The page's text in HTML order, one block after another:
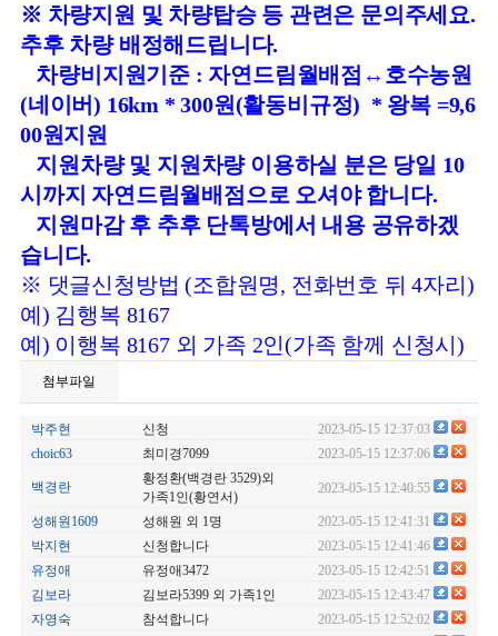
※ 차량지원 및 차량탑승 등 관련은 문의주세요.
추후 차량 배정해드립니다.
차량비지원기준 : 자연드림월배점 ↔ 호수농원
(네이버) 16km * 300원(활동비규정) * 왕복 =9,6
00원지원
지원차량 및 지원차량 이용하실 분은 당일 10
시까지 자연드림월배점으로 오셔야 합니다.
지원마감 후 추후 단톡방에서 내용 공유하겠
습니다.
※ 댓글신청방법 (조합원명, 전화번호 뒤 4자리)
예) 김행복 8167
예) 이행복 8167 외 가족 2인(가족 함께 신청시)
첨부파일
박주현 신청
2023-05-15 12:37:03
choic63
최미경7099 2023-05-15 12:37:06
백경란
황정환(백경란 3529)외
가족1인(황연서)
2023-05-15 12:40:55
성해원1609 성해원 외 1명
2023-05-15 12:41:31
박지현
신청합니다
2023-05-15 12:41:46
유정애
유정애3472
2023-05-15 12:42:51
김보라
김보라5399 외 가족1인
2023-05-15 12:43:47
자영숙
참석합니다 2023-05-15 12:52:02